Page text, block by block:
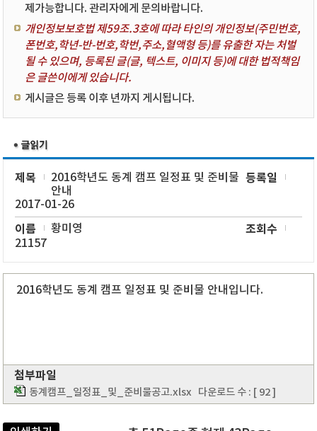
제가능합니다. 관리자에게 문의바랍니다.
개인정보보호법 제59조.3호에 따라 타인의 개인정보(주민번호,
폰번호,학년-반-번호,학번,주소,혈액형 등)를 유출한 자는 처벌
될 수 있으며, 등록된 글(글, 텍스트, 이미지 등)에 대한 법적책임
은 글쓴이에게 있습니다.
게시글은 등록 이후 년까지 게시됩니다.
제목
2016학년도 동계 캠프 일정표 및 준비물
안내
등록일
2017-01-26
이름 황미영 조회수
21157
2016학년도 동계 캠프 일정표 및 준비물 안내입니다.
첨부파일
동계캠프_일정표_및_준비물공고.xlsx 다운로드 수 : [ 92 ]